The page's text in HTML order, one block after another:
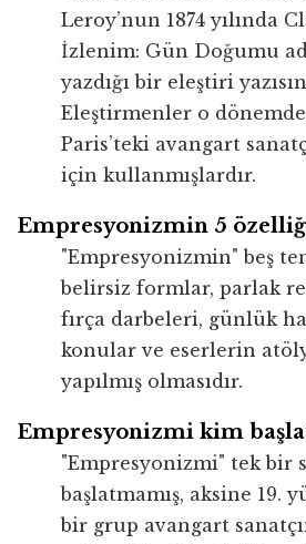
Leroy’nun 1874 yılında
İzlenim: Gün Doğumu
yazdığı bir eleştiri
Eleştirmenler o
Paris’teki avangart
için kullanmışlardır.
Empresyonizmin 5
"Empresyonizmin" beş
belirsiz formlar, parlak
fırça darbeleri, günlük
konular ve eserlerin
yapılmış olmasıdır.
Empresyonizmi kim
"Empresyonizmi" tek bir
başlatmamış, aksine 19.
bir grup avangart